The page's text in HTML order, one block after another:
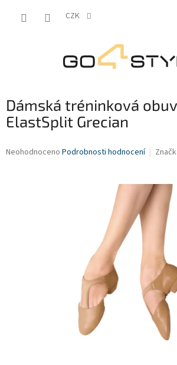
CZK
Dámská tréninková
ElastSplit Grecian
Průměrné
Neohodnoceno Podrobnosti hodnocení